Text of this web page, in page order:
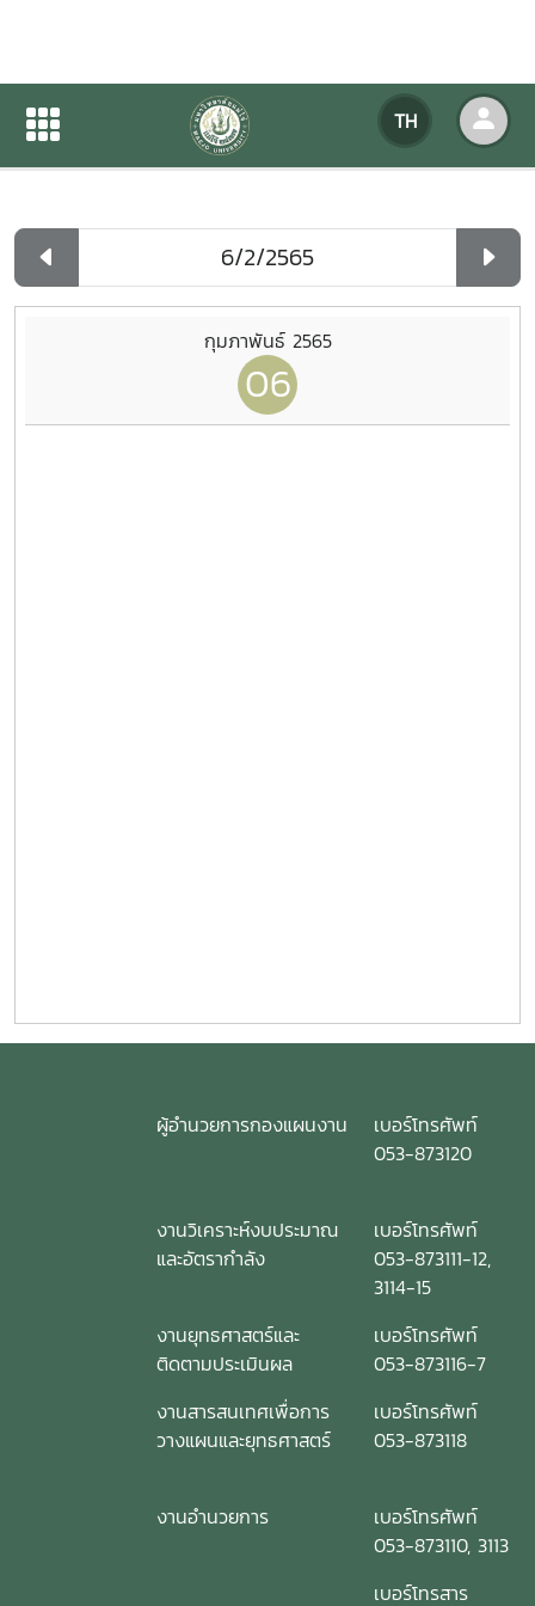
TH
ปฏิทินกิจกรรมของหน่วยงาน
ปฏิทินกิจกรรมของหน่วยงาน
กุมภาพันธ์ 2565
06
ผู้อำนวยการกองแผนงาน
เบอร์โทรศัพท์
053-873120
งานวิเคราะห์งบประมาณ
และอัตรากำลัง
เบอร์โทรศัพท์
053-873111-12,
3114-15
งานยุทธศาสตร์และ
ติดตามประเมินผล
เบอร์โทรศัพท์
053-873116-7
งานสารสนเทศเพื่อการ
วางแผนและยุทธศาสตร์
เบอร์โทรศัพท์
053-873118
งานอำนวยการ
เบอร์โทรศัพท์
053-873110, 3113
เบอร์โทรสาร